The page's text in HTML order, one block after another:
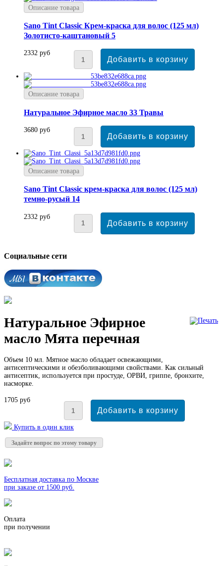
Описание товара
Sano Tint Classic Крем-краска для волос (125 мл)
Золотисто-каштановый 5
2332 руб
Описание товара
Натуральное Эфирное масло 33 Травы
3680 руб
Описание товара
Sano Tint Classic крем-краска для волос (125 мл)
темно-русый 14
2332 руб
Социальные сети
Натуральное Эфирное
масло Мята перечная
Объем 10 мл. Мятное масло обладает освежающими,
антисептическими и обезболивающими свойствами. Как сильный
антисептик, используется при простуде, ОРВИ, гриппе, бронхите,
насморке.
1705 руб
Купить в один клик
Задайте вопрос по этому товару
Бесплатная доставка по Москве
при заказе от 1500 руб.
Оплата
при получении